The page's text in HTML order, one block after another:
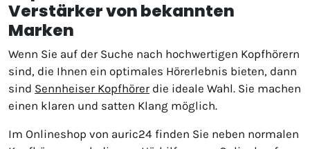
Verstärker von bekannten
Marken
Wenn Sie auf der Suche nach hochwertigen Kopfhörern
sind, die Ihnen ein optimales Hörerlebnis bieten, dann
sind Sennheiser Kopfhörerdie ideale Wahl. Sie machen
einen klaren und satten Klang möglich.
Im Onlineshop von auric24 finden Sie neben normalen